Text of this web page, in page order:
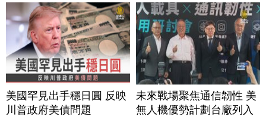
美國罕見出手穩日圓 反映
川普政府美債問題
未來戰場聚焦通信韌性 美
無人機優勢計劃台廠列入